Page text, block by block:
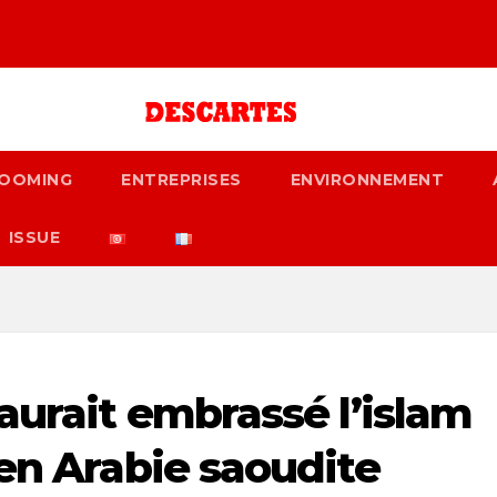
ENTREPRISES ENVIRONNEMENT
ISSUE
embrassé l’islam
Arabie saoudite